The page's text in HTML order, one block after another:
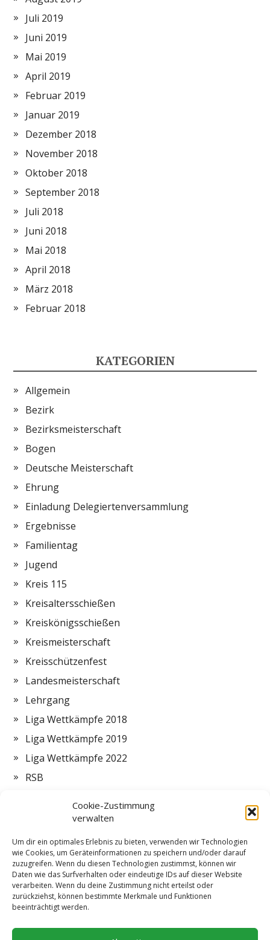
Cookie-Zustimmung
verwalten
Um dir ein optimales Erlebnis zu bieten, verwenden wir Technologien
wie Cookies, um Geräteinformationen zu speichern und/oder darauf
zuzugreifen. Wenn du diesen Technologien zustimmst, können wir
Daten wie das Surfverhalten oder eindeutige IDs auf dieser Website
verarbeiten. Wenn du deine Zustimmung nicht erteilst oder
zurückziehst, können bestimmte Merkmale und Funktionen
beeinträchtigt werden.
Juli 2019
Juni 2019
Mai 2019
April 2019
Februar 2019
Januar 2019
Dezember 2018
November 2018
Oktober 2018
September 2018
Juli 2018
Juni 2018
Mai 2018
April 2018
März 2018
Februar 2018
KATEGORIEN
Allgemein
Bezirk
Bezirksmeisterschaft
Bogen
Deutsche Meisterschaft
Ehrung
Einladung Delegiertenversammlung
Ergebnisse
Familientag
Jugend
Kreis 115
Kreisaltersschießen
Kreiskönigsschießen
Kreismeisterschaft
Kreisschützenfest
Landesmeisterschaft
Lehrgang
Liga Wettkämpfe 2018
Liga Wettkämpfe 2019
Liga Wettkämpfe 2022
RSB
Zeltlager
ZMI
Cookie-Richtlinie (EU)